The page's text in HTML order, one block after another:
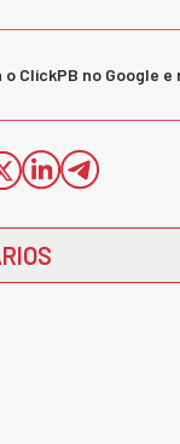
o ClickPB no Google